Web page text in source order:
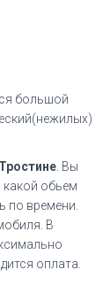
большой
. Вы
какой обьем
по времени.
В
оплата.